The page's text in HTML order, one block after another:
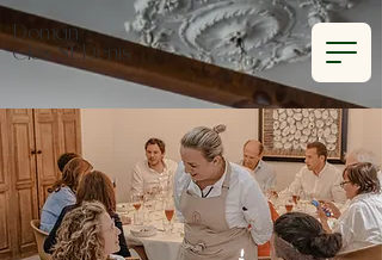
Domein
Clos St.Denis